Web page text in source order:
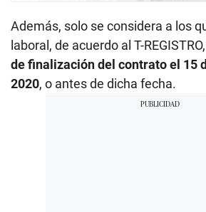
Además, solo se considera a los
laboral, de acuerdo al T-REGISTRO,
de finalización del contrato el 15
2020, o antes de dicha fecha.